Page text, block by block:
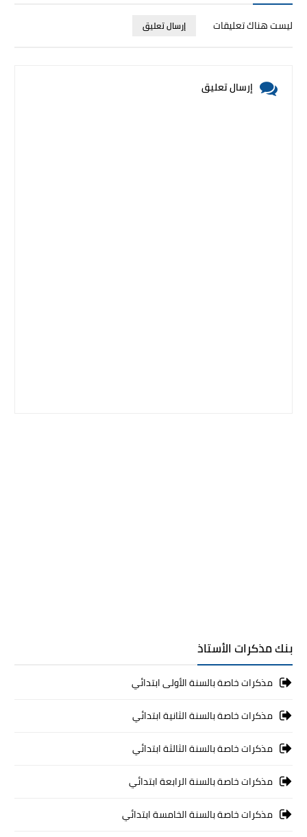
ليست هناك تعليقات إرسال تعليق
إرسال تعليق
بنك مذكرات الأستاذ
مذكرات خاصة بالسنة الأولى ابتدائي
مذكرات خاصة بالسنة الثانية ابتدائي
مذكرات خاصة بالسنة الثالثة ابتدائي
مذكرات خاصة بالسنة الرابعة ابتدائي
مذكرات خاصة بالسنة الخامسة ابتدائي